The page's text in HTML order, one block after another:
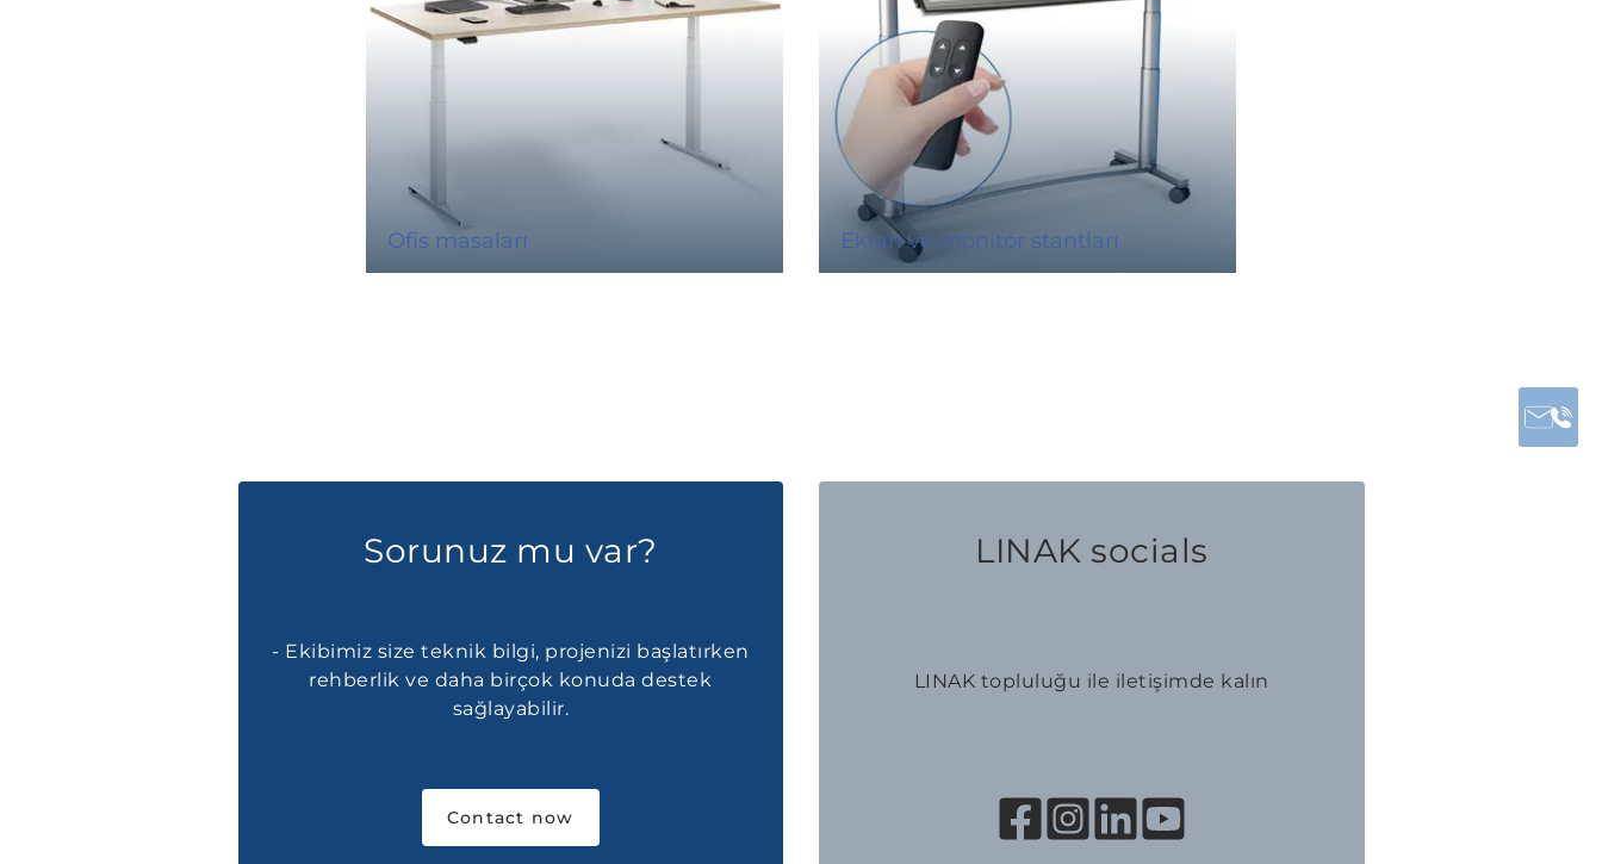
Ofis masaları Ekran ve monitör stantları
Sorunuz mu var?
- Ekibimiz size teknik bilgi, projenizi başlatırken
rehberlik ve daha birçok konuda destek
sağlayabilir.
Contact now
LINAK socials
LINAK topluluğu ile iletişimde kalın